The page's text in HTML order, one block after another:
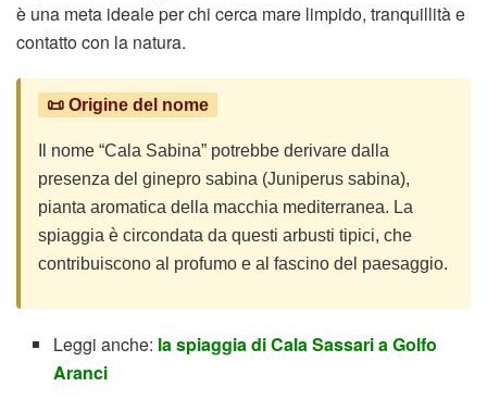
è una meta ideale per chi cerca mare limpido, tranquillità e
contatto con la natura.
📜 Origine del nome
Il nome “Cala Sabina” potrebbe derivare dalla
presenza del ginepro sabina (Juniperus sabina),
pianta aromatica della macchia mediterranea. La
spiaggia è circondata da questi arbusti tipici, che
contribuiscono al profumo e al fascino del paesaggio.
Leggi anche: la spiaggia di Cala Sassari a Golfo
Aranci